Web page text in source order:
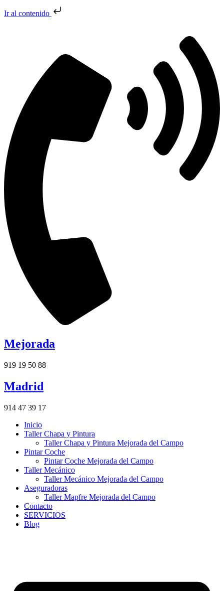
Ir al contenido
Mejorada
919 19 50 88
Madrid
914 47 39 17
Inicio
Taller Chapa y Pintura
Taller Chapa y Pintura Mejorada del Campo
Pintar Coche
Pintar Coche Mejorada del Campo
Taller Mecánico
Taller Mecánico Mejorada del Campo
Aseguradoras
Taller Mapfre Mejorada del Campo
Contacto
SERVICIOS
Blog